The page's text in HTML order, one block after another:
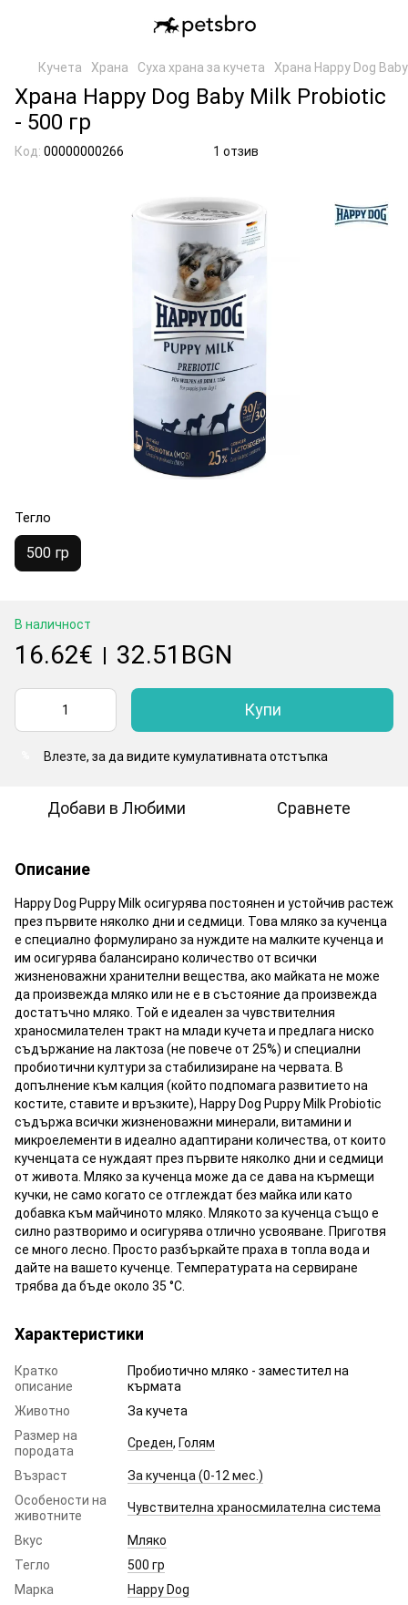
Кучета Храна Суха храна за кучета Храна Happy Dog
Храна Happy Dog Baby Milk Probiotic
- 500 гр
Код: 00000000266 1 отзив
Тегло
500 гр
В наличност
16.62€ | 32.51BGN
Купи
Влезте, за да видите кумулативната отстъпка
Добави в Любими Сравнете
Описание
Happy Dog Puppy Milk осигурява постоянен и устойчив растеж
през първите няколко дни и седмици. Това мляко за кученца
е специално формулирано за нуждите на малките кученца и
им осигурява балансирано количество от всички
жизненоважни хранителни вещества, ако майката не може
да произвежда мляко или не е в състояние да произвежда
достатъчно мляко. Той е идеален за чувствителния
храносмилателен тракт на млади кучета и предлага ниско
съдържание на лактоза (не повече от 25%) и специални
пробиотични култури за стабилизиране на червата. В
допълнение към калция (който подпомага развитието на
костите, ставите и връзките), Happy Dog Puppy Milk Probiotic
съдържа всички жизненоважни минерали, витамини и
микроелементи в идеално адаптирани количества, от които
кученцата се нуждаят през първите няколко дни и седмици
от живота. Мляко за кученца може да се дава на кърмещи
кучки, не само когато се отглеждат без майка или като
добавка към майчиното мляко. Млякото за кученца също е
силно разтворимо и осигурява отлично усвояване. Приготвя
се много лесно. Просто разбъркайте праха в топла вода и
дайте на вашето кученце. Температурата на сервиране
трябва да бъде около 35 °C.
Характеристики
Кратко
описание
Пробиотично мляко - заместител на
кърмата
Животно
За кучета
Размер на
породата
Среден, Голям
Възраст
За кученца (0-12 мес.)
Особености на
животните
Чувствителна храносмилателна система
Вкус
Мляко
Тегло
500 гр
Марка
Happy Dog